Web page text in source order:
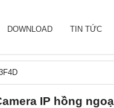
DOWNLOAD TIN TỨC
IP hồng